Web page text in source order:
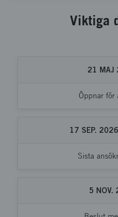
Viktiga
21 MAJ
Öppnar för
17 SEP. 2026
Sista
5 NOV.